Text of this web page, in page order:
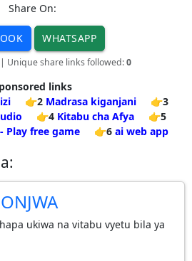
Share On:
WHATSAPP
Unique share links followed:0
links
👉2 Madrasa kiganjani
👉3
👉4 Kitabu cha Afya
👉5
Play free game
👉6 ai web app
ukiwa na vitabu vyetu bila ya